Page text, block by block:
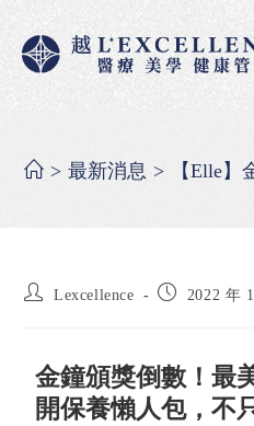
> 最新消息 > 【Elle
Lexcellence 2022 年
金鐘頒獎倒數！最
開保養懶人包，不